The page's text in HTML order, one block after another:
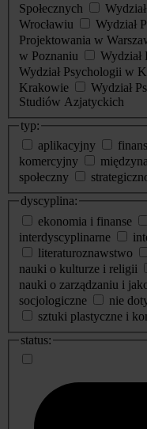
Społecznych
Wrocławiu
Wydział
Projektowania w
w Poznaniu
Wydział Psychologii w
Krakowie
Wydział
Studiów Azjatyckich
typ:
aplikacyjny
komercyjny
społeczny
dyscyplina:
ekonomia i finanse
interdyscyplinarne
literaturoznawstwo
nauki o kulturze i religii
nauki o zarządzaniu i
socjologiczne
nie
sztuki plastyczne i
status: